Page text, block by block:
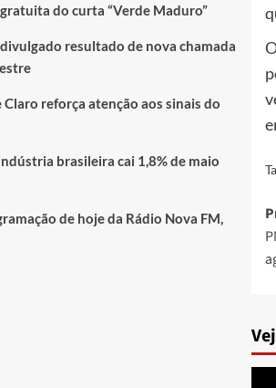
do curta “Verde Maduro”
resultado de nova chamada
reforça atenção aos sinais do
brasileira cai 1,8% de maio
de hoje da Rádio Nova FM,